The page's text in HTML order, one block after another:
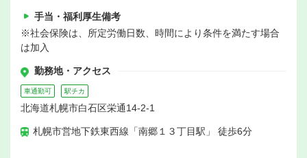
手当・福利厚生備考
※社会保険は、所定労働日数、時間により条件を満たす場合
は加入
勤務地・アクセス
車通勤可 駅チカ
北海道札幌市白石区栄通14-2-1
札幌市営地下鉄東西線「南郷１３丁目駅」 徒歩6分